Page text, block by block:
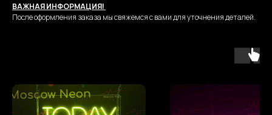
ВАЖНАЯ ИНФОРМАЦИЯ!
После оформления заказа мы свяжемся с вами для уточнения деталей.